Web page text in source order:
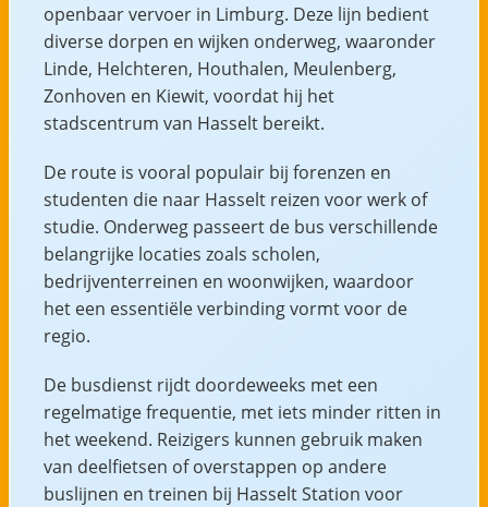
openbaar vervoer in Limburg. Deze lijn bedient
diverse dorpen en wijken onderweg, waaronder
Linde, Helchteren, Houthalen, Meulenberg,
Zonhoven en Kiewit, voordat hij het
stadscentrum van Hasselt bereikt.
De route is vooral populair bij forenzen en
studenten die naar Hasselt reizen voor werk of
studie. Onderweg passeert de bus verschillende
belangrijke locaties zoals scholen,
bedrijventerreinen en woonwijken, waardoor
het een essentiële verbinding vormt voor de
regio.
De busdienst rijdt doordeweeks met een
regelmatige frequentie, met iets minder ritten in
het weekend. Reizigers kunnen gebruik maken
van deelfietsen of overstappen op andere
buslijnen en treinen bij Hasselt Station voor